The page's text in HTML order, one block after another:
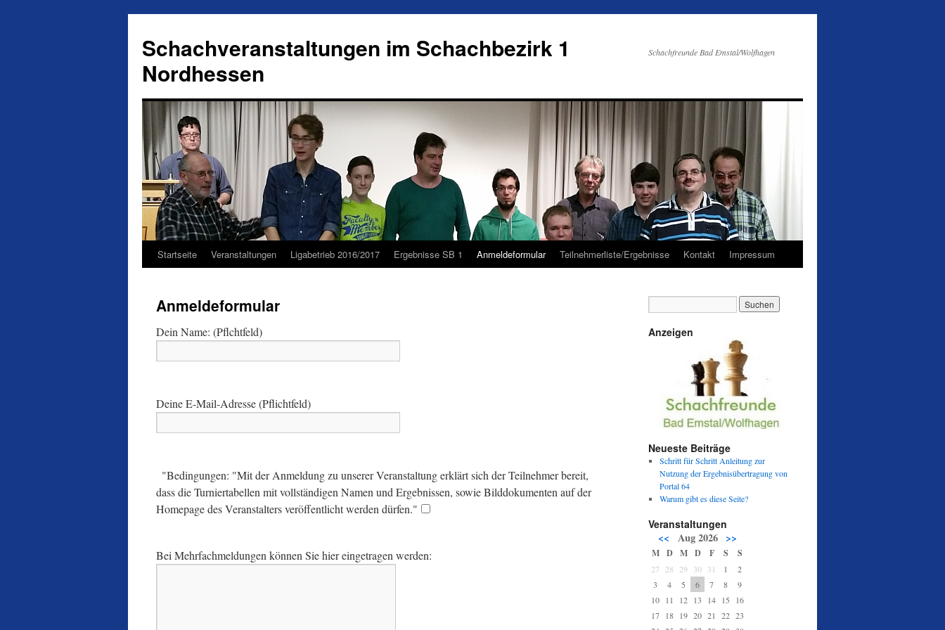
Schachveranstaltungen im Schachbezirk 1
Nordhessen
Schachfreunde Bad Emstal/Wolfhagen
Springe
Inhalt
Startseite Veranstaltungen Ligabetrieb 2016/2017 Ergebnisse SB 1 Anmeldeformular Teilnehmerliste/Ergebnisse Kontakt Impressum
Anmeldeformular
Dein Name: (Pflchtfeld)
Deine E-Mail-Adresse (Pflichtfeld)
"Bedingungen: "Mit der Anmeldung zu unserer Veranstaltung erklärt sich der Teilnehmer bereit,
dass die Turniertabellen mit vollständigen Namen und Ergebnissen, sowie Bilddokumenten auf der
Homepage des Veranstalters veröffentlicht werden dürfen."
Bei Mehrfachmeldungen können Sie hier eingetragen werden:
Anzeigen
Neueste Beiträge
Schritt für Schritt Anleitung zur
Nutzung der Ergebnisübertragung von
Portal 64
Warum gibt es diese Seite?
Veranstaltungen
<< Aug 2026 >>
M D M D F S S
27 28 29 30 31 1
2
3
4 5 6 7 8
9
10
11 12 13 14 15
16
17
18 19 20 21 22 23